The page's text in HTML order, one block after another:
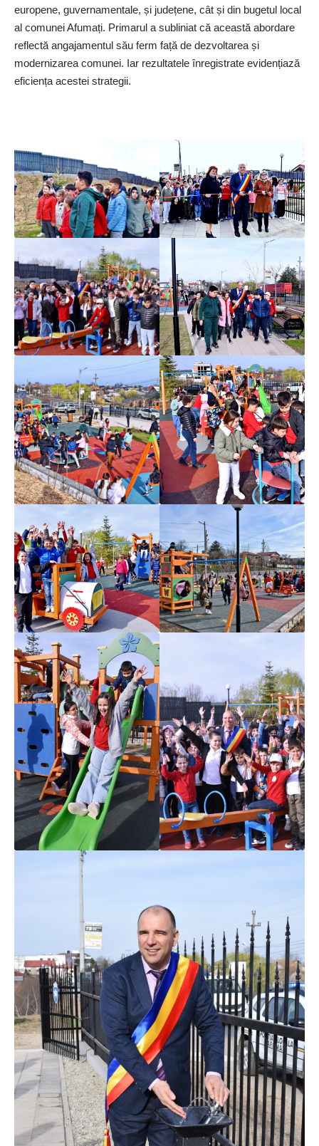
europene, guvernamentale, și județene, cât și din bugetul local
al comunei Afumați. Primarul a subliniat că această abordare
reflectă angajamentul său ferm față de dezvoltarea și
modernizarea comunei. Iar rezultatele înregistrate evidențiază
eficiența acestei strategii.